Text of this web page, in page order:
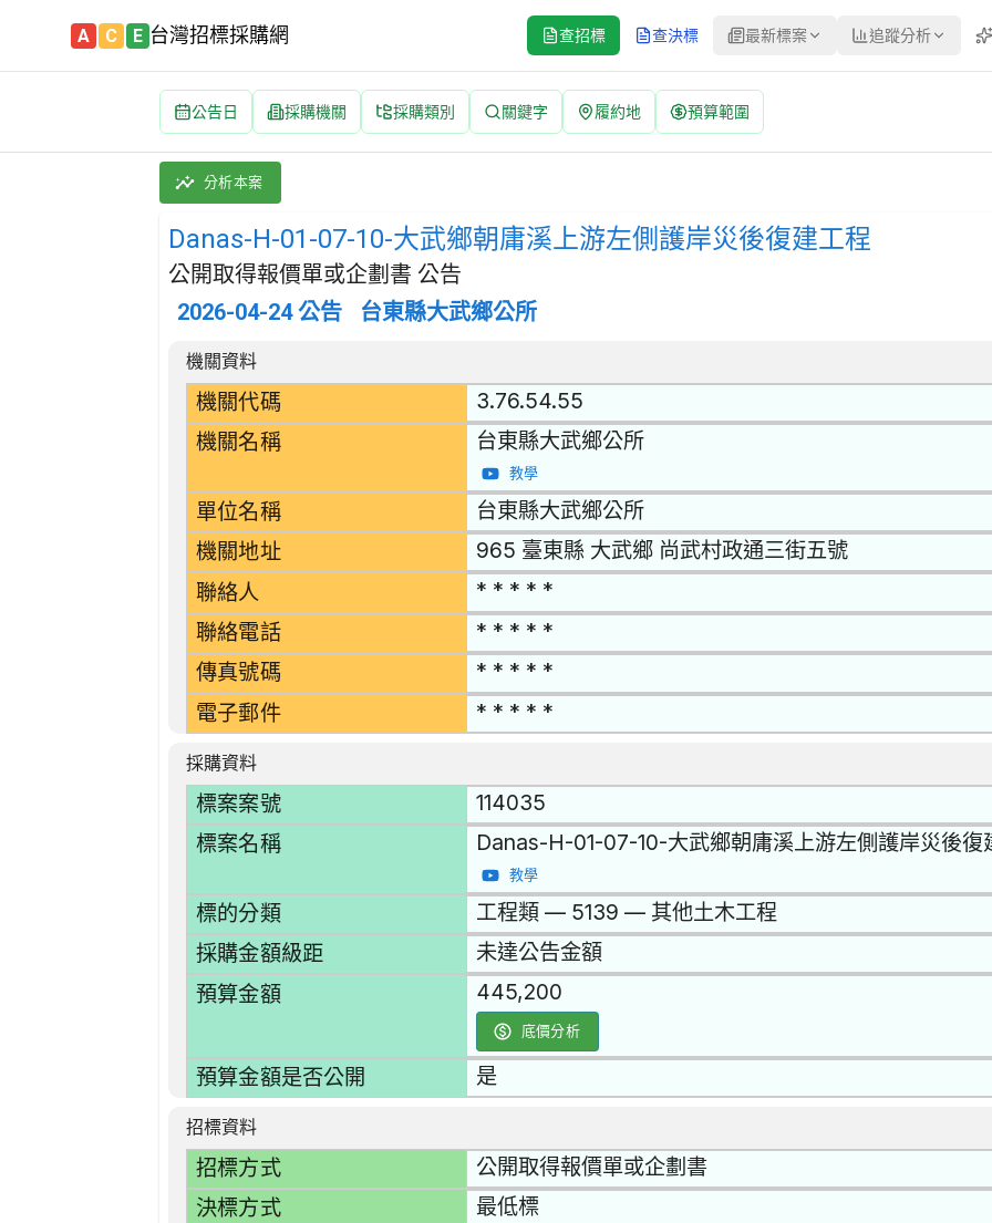
A C E 台灣招標採購網 查招標 查決標 最新標案 追蹤分析
公告日 採購機關 採購類別 關鍵字 履約地 預算範圍
Danas-H-01-07-10-大武鄉朝庸溪上游左側護岸災後復建工程 招標公告 | 案號：114035 | 公開取得報價
採購類別：工程類 其他土木工程 | 招標方式：公開取得報價單或企劃書 | 決標方式：最低標 | 資料來源
分析本案
Danas-H-01-07-10-大武鄉朝庸溪上游左側護岸災後復建工程
公開取得報價單或企劃書 公告
2026-04-24 公告 台東縣大武鄉公所
招標公告詳細內容
機關資料
機關代碼 3.76.54.55
機關名稱 台東縣大武鄉公所
教學
單位名稱 台東縣大武鄉公所
機關地址 965 臺東縣 大武鄉 尚武村政通三街五號
聯絡人 * * * * *
聯絡電話 * * * * *
傳真號碼 * * * * *
電子郵件 * * * * *
採購資料
標案案號 114035
標案名稱 Danas-H-01-07-10-大武鄉朝庸溪上游左側護岸災後復
教學
標的分類 工程類 — 5139 — 其他土木工程
採購金額級距 未達公告金額
預算金額 445,200
底價分析
預算金額是否公開 是
招標資料
招標方式 公開取得報價單或企劃書
決標方式 最低標